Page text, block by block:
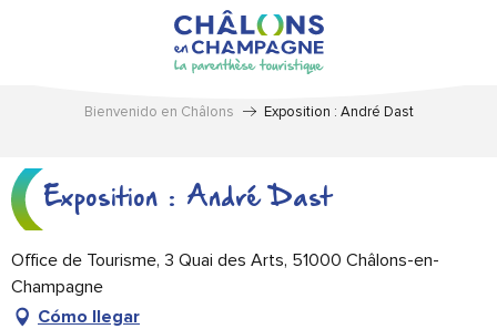
Bienvenido en Châlons Exposition : André Dast
Exposition : André Dast
Office de Tourisme, 3 Quai des Arts, 51000 Châlons-en-
Champagne
Cómo llegar